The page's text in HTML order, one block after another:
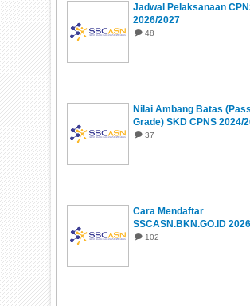
Jadwal Pelaksanaan
2026/2027
48
Nilai Ambang Batas
Grade) SKD CPNS 2024/
37
Cara Mendaftar
SSCASN.BKN.GO.ID 2026
102